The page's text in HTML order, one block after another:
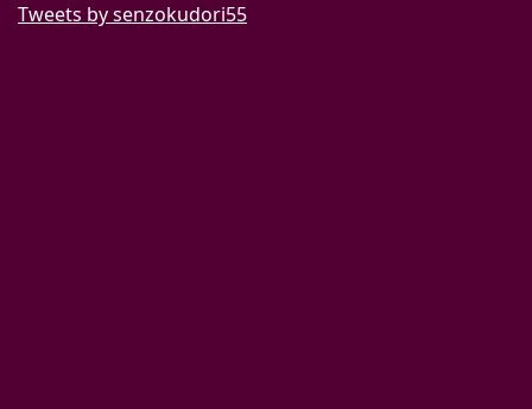
Tweets by senzokudori55